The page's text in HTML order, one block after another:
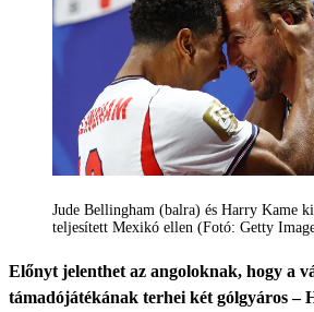
Jude Bellingham (balra) és Harry Kame
teljesített Mexikó ellen (Fotó: Getty
Előnyt jelenthet az angoloknak, hogy a
támadójátékának terhei két gólgyáros –